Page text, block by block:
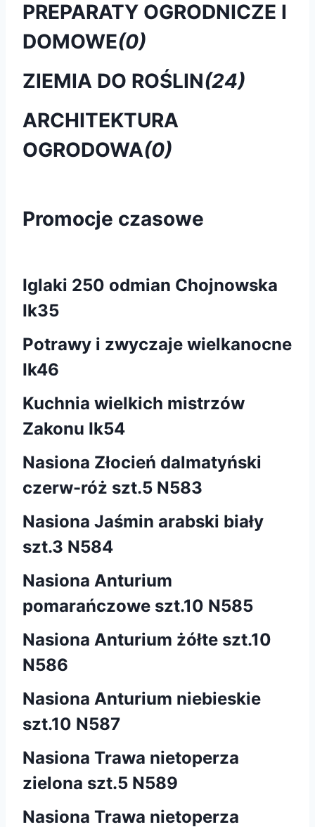
PREPARATY OGRODNICZE I
DOMOWE(0)
ZIEMIA DO ROŚLIN(24)
ARCHITEKTURA
OGRODOWA(0)
Promocje czasowe
Iglaki 250 odmian Chojnowska
Ik35
Potrawy i zwyczaje wielkanocne
Ik46
Kuchnia wielkich mistrzów
Zakonu Ik54
Nasiona Złocień dalmatyński
czerw-róż szt.5 N583
Nasiona Jaśmin arabski biały
szt.3 N584
Nasiona Anturium
pomarańczowe szt.10 N585
Nasiona Anturium żółte szt.10
N586
Nasiona Anturium niebieskie
szt.10 N587
Nasiona Trawa nietoperza
zielona szt.5 N589
Nasiona Trawa nietoperza